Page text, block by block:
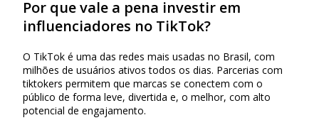
Por que vale a pena investir em
influenciadores no TikTok?
O TikTok é uma das redes mais usadas no Brasil, com
milhões de usuários ativos todos os dias. Parcerias com
tiktokers permitem que marcas se conectem com o
público de forma leve, divertida e, o melhor, com alto
potencial de engajamento.